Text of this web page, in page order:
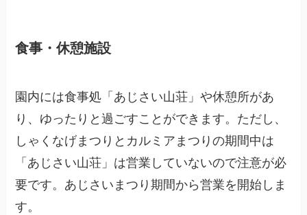
食事・休憩施設
園内には食事処「あじさい山荘」や休憩所があ
り、ゆったりと過ごすことができます。ただし、
しゃくなげまつりとカルミアまつりの期間中は
「あじさい山荘」は営業していないので注意が必
要です。あじさいまつり期間から営業を開始しま
す。